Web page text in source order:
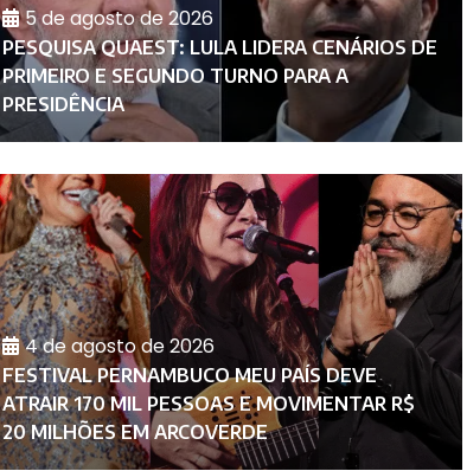
5 de agosto de 2026
PESQUISA QUAEST: LULA LIDERA CENÁRIOS DE
PRIMEIRO E SEGUNDO TURNO PARA A
PRESIDÊNCIA
4 de agosto de 2026
FESTIVAL PERNAMBUCO MEU PAÍS DEVE
ATRAIR 170 MIL PESSOAS E MOVIMENTAR R$
20 MILHÕES EM ARCOVERDE